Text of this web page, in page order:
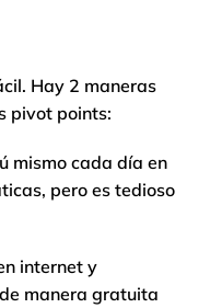
Hay 2 maneras
pivot points:
mismo cada día en
pero es tedioso
internet y
manera gratuita